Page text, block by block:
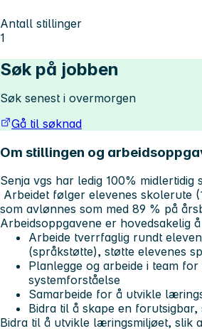
Antall stillinger
1
Søk på jobben
Søk senest i overmorgen
Gå til søknad
Om stillingen og
Senja vgs har ledig 100%
Arbeidet følger elevenes skolerute
som avlønnes som med 89 % på
Arbeidsoppgavene er hovedsakelig
Arbeide tverrfaglig rundt
(språkstøtte), støtte elevenes
Planlegge og arbeide i team
systemforståelse
Samarbeide for å utvikle
Bidra til å skape en
Bidra til å utvikle læringsmiljøet, slik